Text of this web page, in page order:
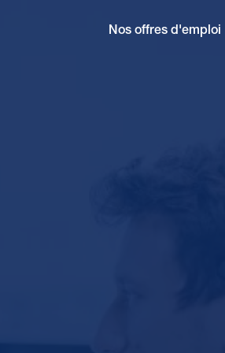
Nos offres d'emploi